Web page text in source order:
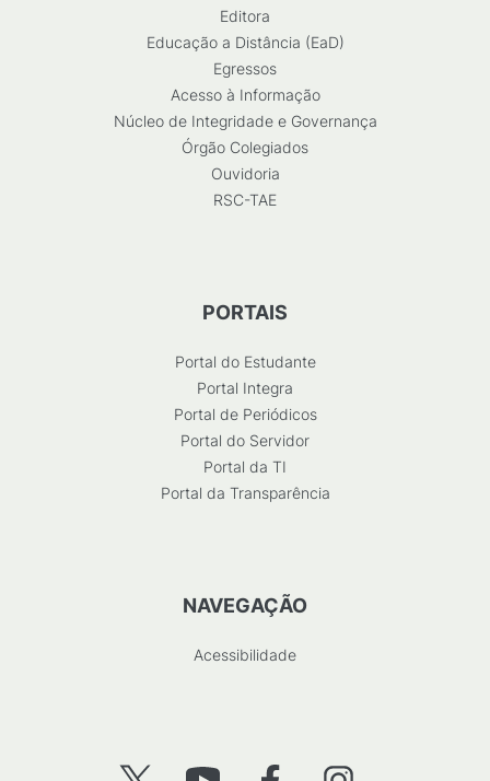
Editora
Educação a Distância (EaD)
Egressos
Acesso à Informação
Núcleo de Integridade e Governança
Órgão Colegiados
Ouvidoria
RSC-TAE
PORTAIS
Portal do Estudante
Portal Integra
Portal de Periódicos
Portal do Servidor
Portal da TI
Portal da Transparência
NAVEGAÇÃO
Acessibilidade